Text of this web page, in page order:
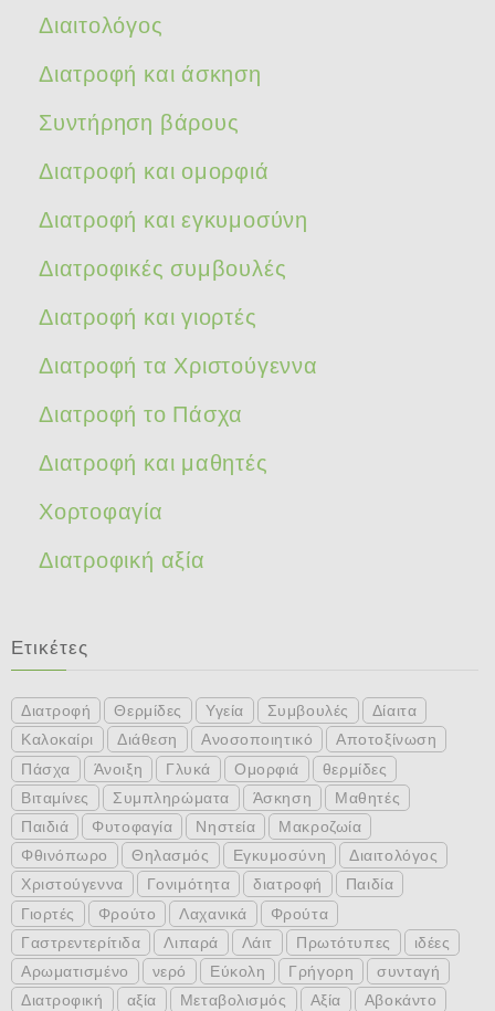
Διαιτολόγος
Διατροφή και άσκηση
Συντήρηση βάρους
Διατροφή και ομορφιά
Διατροφή και εγκυμοσύνη
Διατροφικές συμβουλές
Διατροφή και γιορτές
Διατροφή τα Χριστούγεννα
Διατροφή το Πάσχα
Διατροφή και μαθητές
Χορτοφαγία
Διατροφική αξία
Ετικέτες
Διατροφή Θερμίδες Υγεία Συμβουλές
Δίαιτα
Καλοκαίρι
Διάθεση Ανοσοποιητικό
Αποτοξίνωση
Πάσχα
Άνοιξη Γλυκά Ομορφιά
θερμίδες
Βιταμίνες
Συμπληρώματα Άσκηση
Μαθητές
Παιδιά
Φυτοφαγία Νηστεία
Μακροζωία
Φθινόπωρο
Θηλασμός Εγκυμοσύνη
Διαιτολόγος
Χριστούγεννα
Γονιμότητα διατροφή
Παιδία
Γιορτές
Φρούτο Λαχανικά
Φρούτα
Γαστρεντερίτιδα
Λιπαρά Λάιτ Πρωτότυπες
ιδέες
Αρωματισμένο
νερό Εύκολη Γρήγορη
συνταγή
Διατροφική
αξία Μεταβολισμός Αξία
Αβοκάντο